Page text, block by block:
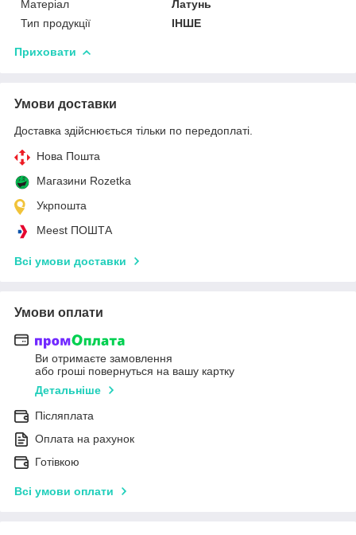
Матеріал
Латунь
Тип продукції
ІНШЕ
Приховати
Умови доставки
Доставка здійснюється тільки по передоплаті.
Нова Пошта
Магазини Rozetka
Укрпошта
Meest ПОШТА
Всі умови доставки
Умови оплати
Ви отримаєте замовлення
або гроші повернуться на вашу картку
Детальніше
Післяплата
Оплата на рахунок
Готівкою
Всі умови оплати